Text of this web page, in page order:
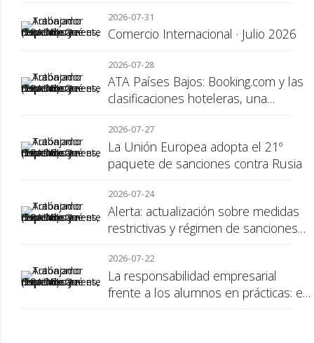
2026-07-31
Comercio Internacional · Julio 2026
2026-07-28
ATA Países Bajos: Booking.com y las
clasificaciones hoteleras, una
consumidor
2026-07-27
La Unión Europea adopta el 21º
paquete de sanciones contra Rusia
2026-07-24
Alerta: actualización sobre medidas
restrictivas y régimen de sanciones
2026-07-22
La responsabilidad empresarial
frente a los alumnos en prácticas: el